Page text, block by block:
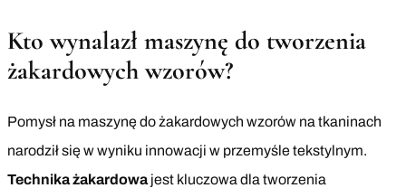
Kto wynalazł maszynę do tworzenia
żakardowych wzorów?
Pomysł na maszynę do żakardowych wzorów na tkaninach
narodził się w wyniku innowacji w przemyśle tekstylnym.
Technika żakardowajest kluczowa dla tworzenia